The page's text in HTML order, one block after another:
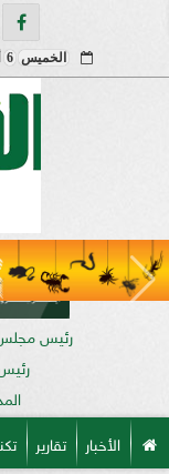
الخميس 6
رئيس مجلس
الأخبار تقارير